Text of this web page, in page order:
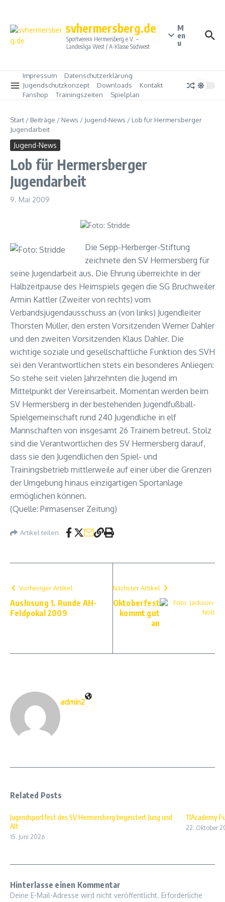
svhermersberg.de
Sportverein Hermersberg e.V. –
Landesliga West / A-Klasse Südwest
M
en
u
Impressum
Datenschutzerklärung
Jugendschutzkonzept
Downloads
Kontakt
Fanshop
Trainingszeiten Spielplan
Start / Beiträge / News / Jugend-News / Lob für Hermersberger
Jugendarbeit
Jugend-News
Lob für Hermersberger
Jugendarbeit
9. Mai 2009
Die Sepp-Herberger-Stiftung
zeichnete den SV Hermersberg für
seine Jugendarbeit aus. Die Ehrung überreichte in der
Halbzeitpause des Heimspiels gegen die SG Bruchweiler
Armin Kattler (Zweiter von rechts) vom
Verbandsjugendausschuss an (von links) Jugendleiter
Thorsten Müller, den ersten Vorsitzenden Werner Dahler
und den zweiten Vorsitzenden Klaus Dahler. Die
wichtige soziale und gesellschaftliche Funktion des SVH
sei den Verantwortlichen stets ein besonderes Anliegen:
So stehe seit vielen Jahrzehnten die Jugend im
Mittelpunkt der Vereinsarbeit. Momentan werden beim
SV Hermersberg in der bestehenden Jugendfußball-
Spielgemeinschaft rund 240 Jugendliche in elf
Mannschaften von insgesamt 26 Trainern betreut. Stolz
sind die Verantwortlichen des SV Hermersberg darauf,
dass sie den Jugendlichen den Spiel- und
Trainingsbetrieb mittlerweile auf einer über die Grenzen
der Umgebung hinaus einzigartigen Sportanlage
ermöglichen können.
(Quelle: Pirmasenser Zeitung)
Artikel teilen
Vorheriger Artikel
Auslosung 1. Runde AH-
Feldpokal 2009
Nächster Artikel
Oktoberfest
kommt gut
an
admin2
Related Posts
Jugendsportfest des SV Hermersberg begeistert Jung und
Alt
15. Juni 2026
11Academy
22. Oktober
Hinterlasse einen Kommentar
Deine E-Mail-Adresse wird nicht veröffentlicht. Erforderliche